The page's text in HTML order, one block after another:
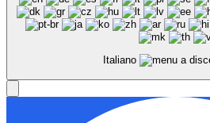
Italiano